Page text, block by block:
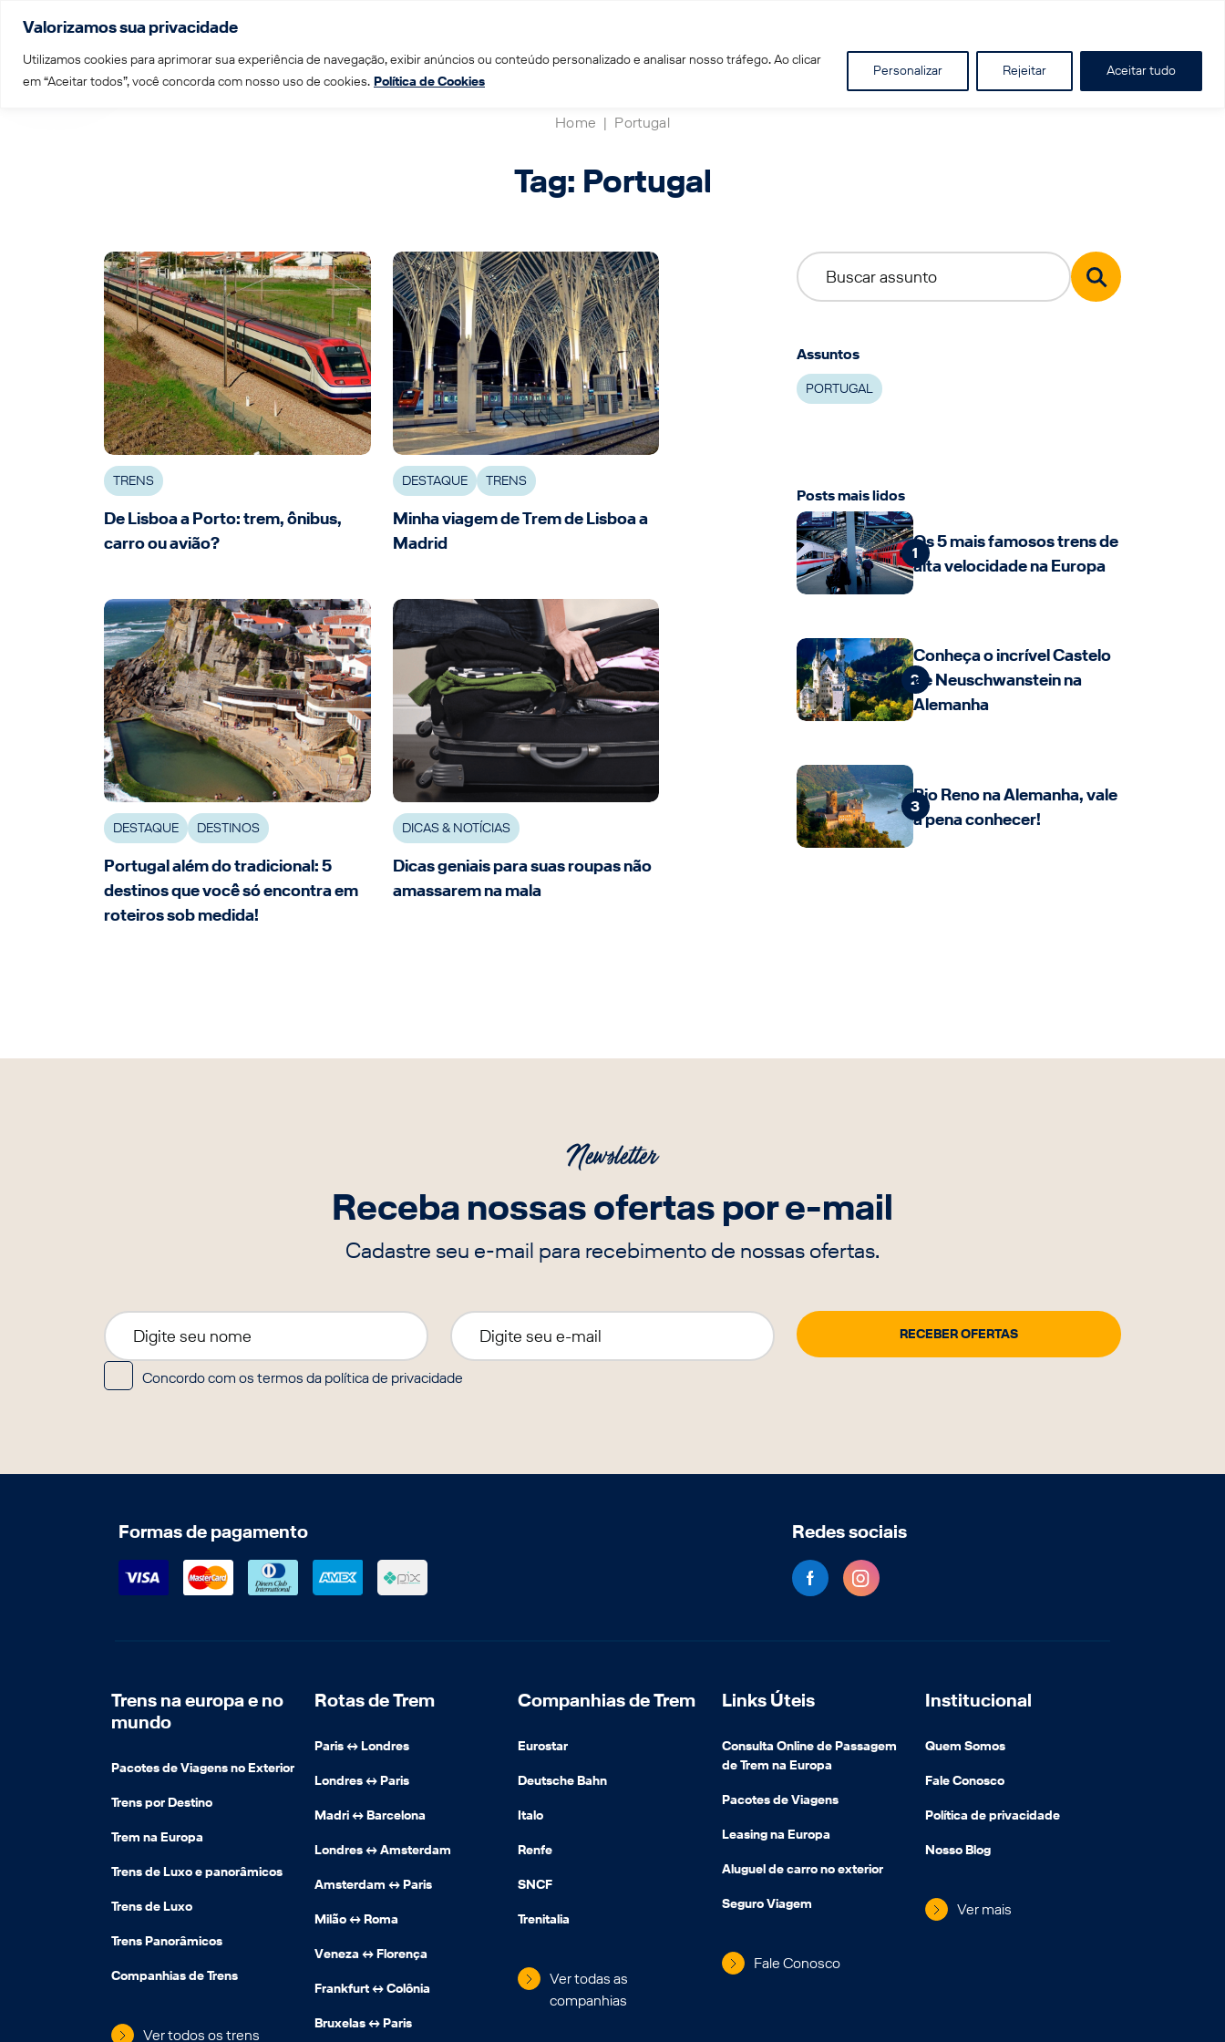
Valorizamos sua privacidade
Utilizamos cookies para aprimorar sua experiência de navegação, exibir anúncios ou conteúdo personalizado e analisar nosso tráfego. Ao clicar
em “Aceitar todos”, você concorda com nosso uso de cookies. Política de Cookies
Personalizar Rejeitar Aceitar tudo
Home | Portugal
Tag: Portugal
TRENS
De Lisboa a Porto: trem, ônibus,
carro ou avião?
DESTAQUE TRENS
Minha viagem de Trem de Lisboa a
Madrid
DESTAQUE DESTINOS
Portugal além do tradicional: 5
destinos que você só encontra em
roteiros sob medida!
DICAS & NOTÍCIAS
Dicas geniais para suas roupas não
amassarem na mala
Assuntos
PORTUGAL
Posts mais lidos
1
Os 5 mais famosos trens de
alta velocidade na Europa
2
Conheça o incrível Castelo
de Neuschwanstein na
Alemanha
3
Rio Reno na Alemanha, vale
a pena conhecer!
Newsletter
Receba nossas ofertas por e-mail
Cadastre seu e-mail para recebimento de nossas ofertas.
Concordo com os termos da política de privacidade
Formas de pagamento Redes sociais
Trens na europa e no
mundo
Pacotes de Viagens no Exterior
Trens por Destino
Trem na Europa
Trens de Luxo e panorâmicos
Trens de Luxo
Trens Panorâmicos
Companhias de Trens
Ver todos os trens
Rotas de Trem
Paris ↔️ Londres
Londres ↔️ Paris
Madri ↔️ Barcelona
Londres ↔️ Amsterdam
Amsterdam ↔️ Paris
Milão ↔️ Roma
Veneza ↔️ Florença
Frankfurt ↔️ Colônia
Bruxelas ↔️ Paris
Companhias de Trem
Eurostar
Deutsche Bahn
Italo
Renfe
SNCF
Trenitalia
Ver todas as
companhias
Links Úteis
Consulta Online de Passagem
de Trem na Europa
Pacotes de Viagens
Leasing na Europa
Aluguel de carro no exterior
Seguro Viagem
Fale Conosco
Institucional
Quem Somos
Fale Conosco
Política de privacidade
Nosso Blog
Ver mais